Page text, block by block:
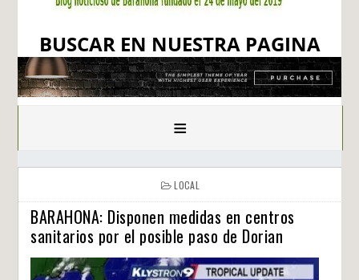
BUSCAR EN NUESTRA PAGINA
≡
LOCAL
BARAHONA: Disponen medidas en centros
sanitarios por el posible paso de Dorian